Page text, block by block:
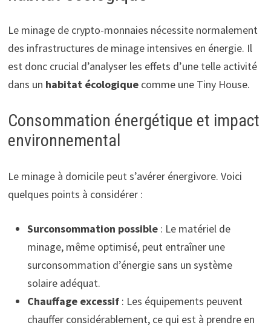
Le minage de crypto-monnaies nécessite normalement
des infrastructures de minage intensives en énergie. Il
est donc crucial d’analyser les effets d’une telle activité
dans un habitat écologiquecomme une Tiny House.
Consommation énergétique et impact
environnemental
Le minage à domicile peut s’avérer énergivore. Voici
quelques points à considérer :
Surconsommation possible: Le matériel de
minage, même optimisé, peut entraîner une
surconsommation d’énergie sans un système
solaire adéquat.
Chauffage excessif: Les équipements peuvent
chauffer considérablement, ce qui est à prendre en